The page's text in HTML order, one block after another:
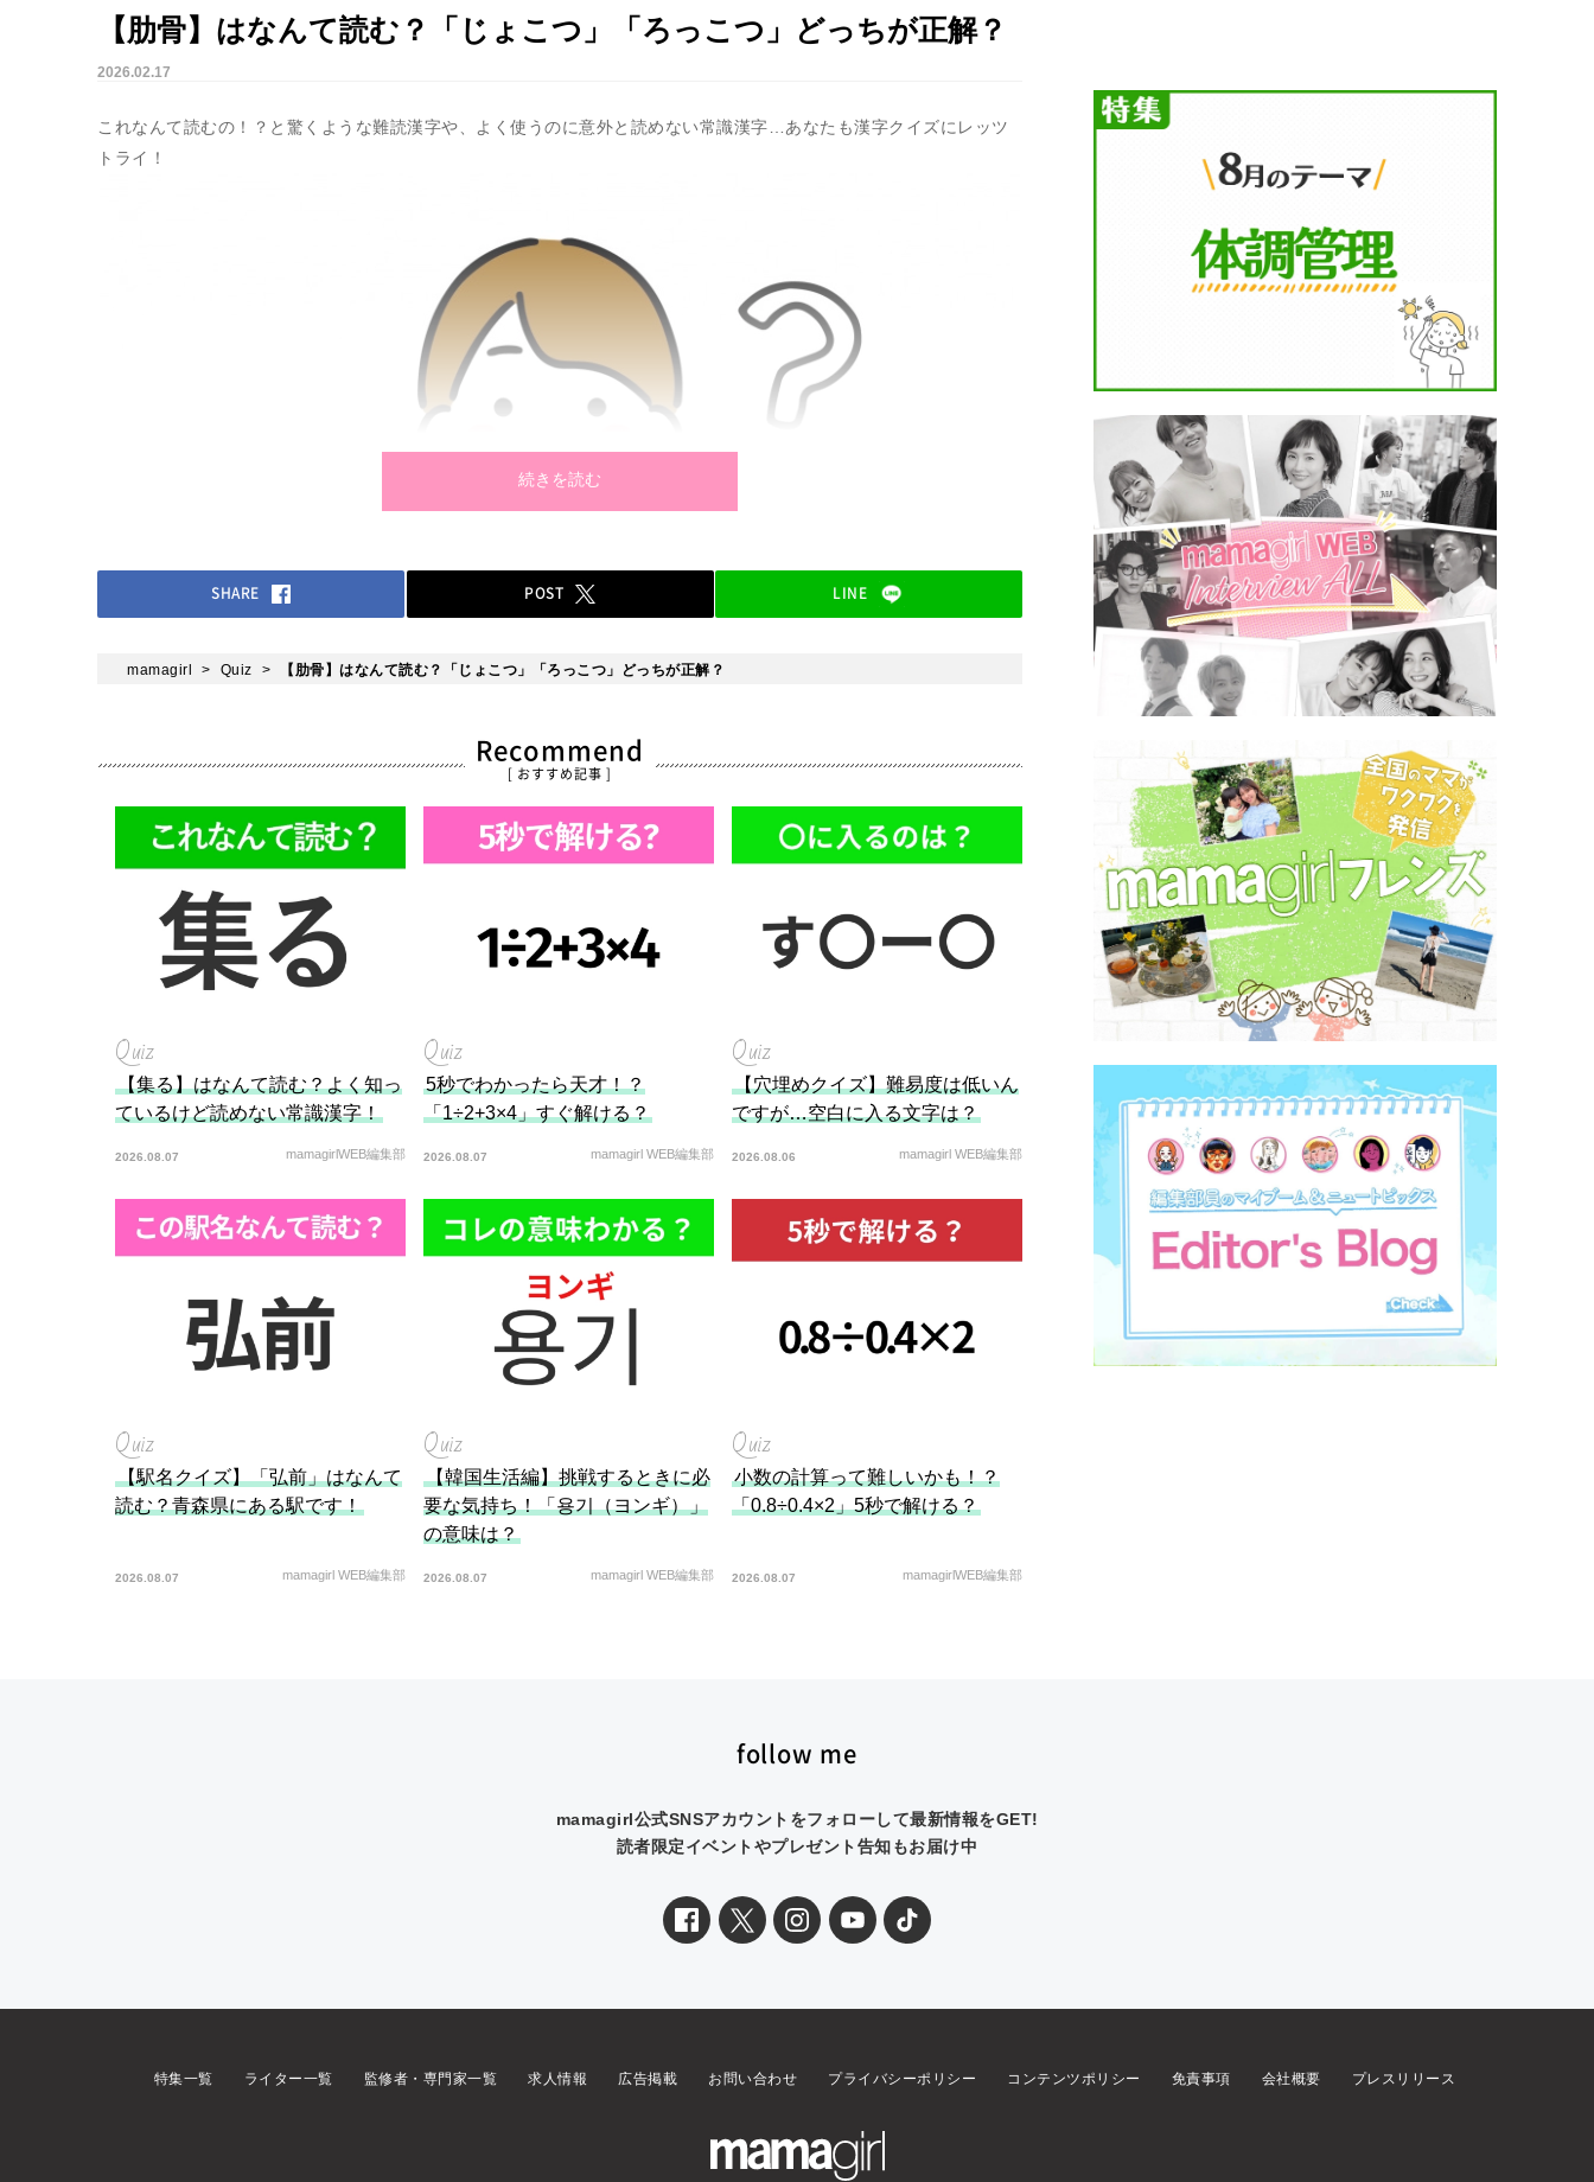
【肋骨】はなんて読む？「じょこつ」「ろっこつ」どっちが正解？
2026.02.17
これなんて読むの！？と驚くような難読漢字や、よく使うのに意外と読めない常識漢字…あなたも漢字クイズにレッツ
トライ！
続きを読む
SHARE POST LINE
mamagirl Quiz 【肋骨】はなんて読む？「じょこつ」「ろっこつ」どっちが正解？
Recommend
[ おすすめ記事 ]
Quiz
【集る】はなんて読む？よく知っ
ているけど読めない常識漢字！
2026.08.07 mamagirlWEB編集部
Quiz
5秒でわかったら天才！？
「1÷2+3×4」すぐ解ける？
2026.08.07 mamagirl WEB編集部
Quiz
【穴埋めクイズ】難易度は低いん
ですが…空白に入る文字は？
2026.08.06 mamagirl WEB編集部
Quiz
【駅名クイズ】「弘前」はなんて
読む？青森県にある駅です！
2026.08.07 mamagirl WEB編集部
Quiz
【韓国生活編】挑戦するときに必
要な気持ち！「용기（ヨンギ）」
の意味は？
2026.08.07 mamagirl WEB編集部
Quiz
小数の計算って難しいかも！？
「0.8÷0.4×2」5秒で解ける？
2026.08.07 mamagirlWEB編集部
follow me
mamagirl公式SNSアカウントをフォローして最新情報をGET!
読者限定イベントやプレゼント告知もお届け中
特集一覧 ライター一覧 監修者・専門家一覧 求人情報 広告掲載 お問い合わせ プライバシーポリシー コンテンツポリシー 免責事項 会社概要 プレスリリース